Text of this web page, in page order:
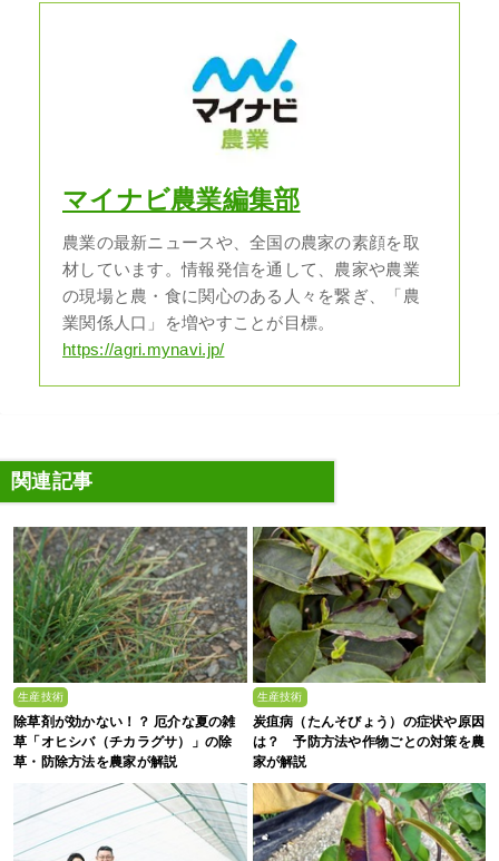
マイナビ農業編集部
農業の最新ニュースや、全国の農家の素顔を取
材しています。情報発信を通して、農家や農業
の現場と農・食に関心のある人々を繋ぎ、「農
業関係人口」を増やすことが目標。
https://agri.mynavi.jp/
関連記事
生産技術
除草剤が効かない！？ 厄介な夏の雑
草「オヒシバ（チカラグサ）」の除
草・防除方法を農家が解説
生産技術
炭疽病（たんそびょう）の症状や原因
は？ 予防方法や作物ごとの対策を農
家が解説